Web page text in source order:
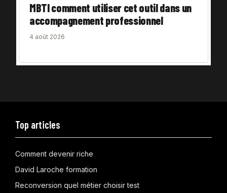
MBTI comment utiliser cet outil dans un
accompagnement professionnel
4 août 2026
Top articles
Comment devenir riche
David Laroche formation
Reconversion quel métier choisir test